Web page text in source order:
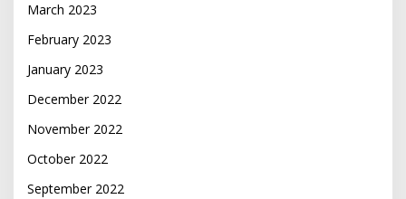
March 2023
February 2023
January 2023
December 2022
November 2022
October 2022
September 2022